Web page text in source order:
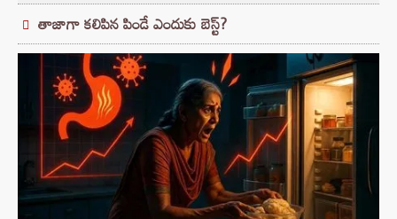
తాజాగా కలిపిన పిండే ఎందుకు బెస్ట్?